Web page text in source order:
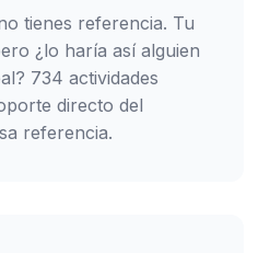
tienes referencia. Tu
¿lo haría así alguien
734 actividades
directo del
referencia.